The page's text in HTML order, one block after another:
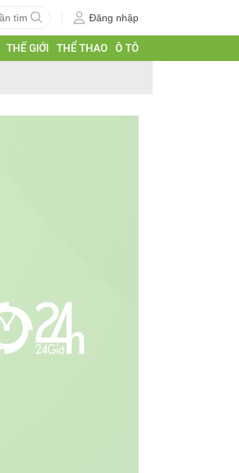
Đăng nhập
THẾ GIỚI THỂ THAO Ô TÔ